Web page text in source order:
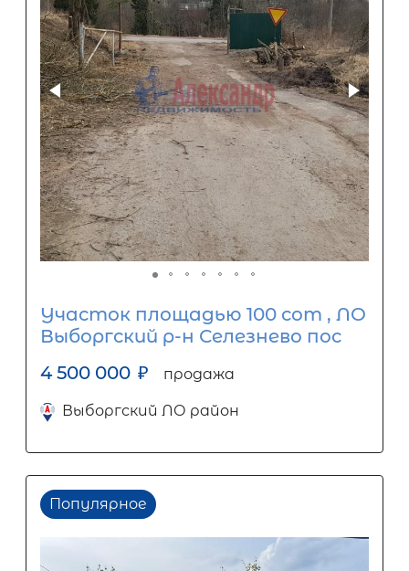
Участок площадью 100 сот , ЛО
Выборгский р-н Селезнево пос
4 500 000 ₽ продажа
Выборгский ЛО район
Популярное